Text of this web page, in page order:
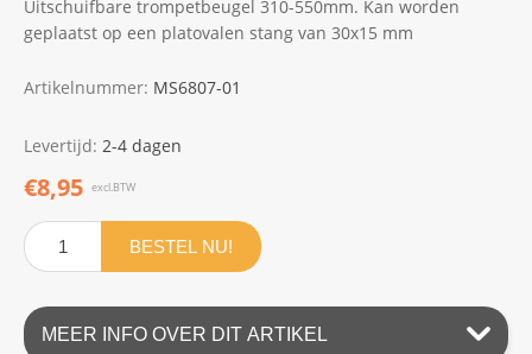
Uitschuifbare trompetbeugel 310-550mm. Kan worden
geplaatst op een platovalen stang van 30x15 mm
Artikelnummer: MS6807-01
Levertijd: 2-4 dagen
€8,95 excl.BTW
BESTEL NU!
MEER INFO OVER DIT ARTIKEL